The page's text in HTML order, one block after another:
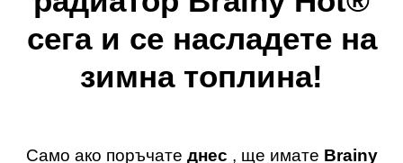
сега и се насладете на
зимна топлина!
Само ако поръчате днес , ще имате Brainy